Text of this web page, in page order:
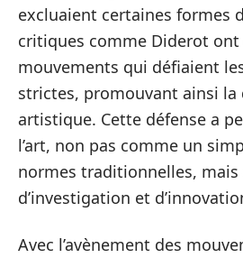
excluaient certaines formes
critiques comme Diderot ont
mouvements qui défiaient
strictes, promouvant ainsi la
artistique. Cette défense a
l’art, non pas comme un
normes traditionnelles, mais
d’investigation et
Avec l’avènement des